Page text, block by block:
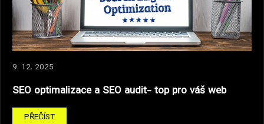
9. 12. 2025
SEO optimalizace a SEO audit- top pro váš web
PŘEČÍST